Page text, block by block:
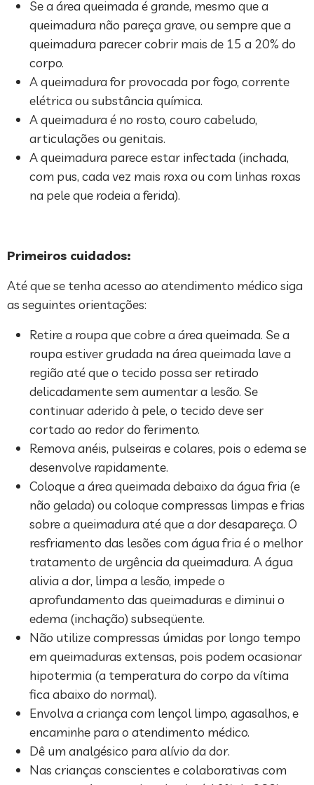
Se a área queimada é grande, mesmo que a
queimadura não pareça grave, ou sempre que a
queimadura parecer cobrir mais de 15 a 20% do
corpo.
A queimadura for provocada por fogo, corrente
elétrica ou substância química.
A queimadura é no rosto, couro cabeludo,
articulações ou genitais.
A queimadura parece estar infectada (inchada,
com pus, cada vez mais roxa ou com linhas roxas
na pele que rodeia a ferida).
Primeiros cuidados:
Até que se tenha acesso ao atendimento médico siga
as seguintes orientações:
Retire a roupa que cobre a área queimada. Se a
roupa estiver grudada na área queimada lave a
região até que o tecido possa ser retirado
delicadamente sem aumentar a lesão. Se
continuar aderido à pele, o tecido deve ser
cortado ao redor do ferimento.
Remova anéis, pulseiras e colares, pois o edema se
desenvolve rapidamente.
Coloque a área queimada debaixo da água fria (e
não gelada) ou coloque compressas limpas e frias
sobre a queimadura até que a dor desapareça. O
resfriamento das lesões com água fria é o melhor
tratamento de urgência da queimadura. A água
alivia a dor, limpa a lesão, impede o
aprofundamento das queimaduras e diminui o
edema (inchação) subseqüente.
Não utilize compressas úmidas por longo tempo
em queimaduras extensas, pois podem ocasionar
hipotermia (a temperatura do corpo da vítima
fica abaixo do normal).
Envolva a criança com lençol limpo, agasalhos, e
encaminhe para o atendimento médico.
Dê um analgésico para alívio da dor.
Nas crianças conscientes e colaborativas com